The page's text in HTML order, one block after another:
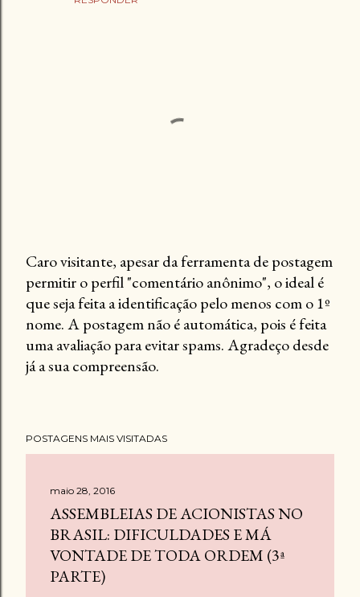
P
o
s
t
a
c
Caro visitante, apesar da ferramenta de postagem
permitir o perfil "comentário anônimo", o ideal é
que seja feita a identificação pelo menos com o 1º
nome. A postagem não é automática, pois é feita
uma avaliação para evitar spams. Agradeço desde
já a sua compreensão.
POSTAGENS MAIS VISITADAS
maio 28, 2016
ASSEMBLEIAS DE ACIONISTAS NO
BRASIL: DIFICULDADES E MÁ
VONTADE DE TODA ORDEM (3ª
PARTE)